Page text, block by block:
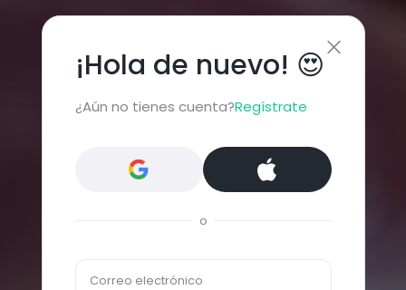
¡Hola de nuevo! 😍
¿Aún no tienes cuenta?Regístrate
o
Correo electrónico